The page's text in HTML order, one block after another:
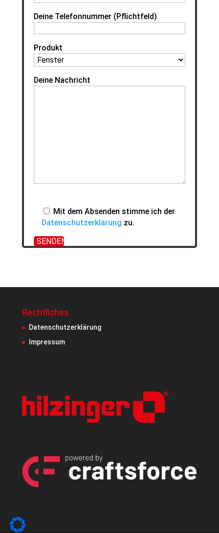
Deine Telefonnummer (Pflichtfeld)
Produkt
Deine Nachricht
Mit dem Absenden stimme ich der
Datenschutzerklärung zu.
Rechtliches
Datenschutzerklärung
Impressum